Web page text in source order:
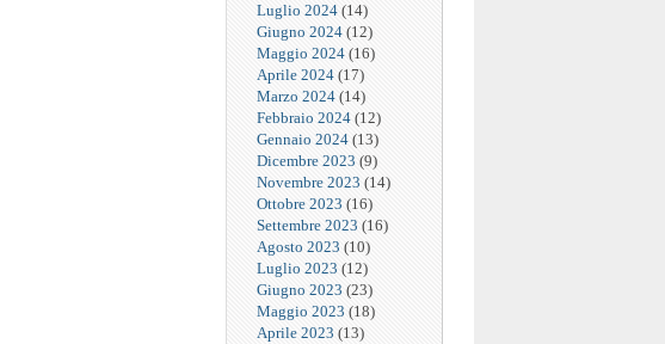
Luglio 2024 (14)
Giugno 2024 (12)
Maggio 2024 (16)
Aprile 2024 (17)
Marzo 2024 (14)
Febbraio 2024 (12)
Gennaio 2024 (13)
Dicembre 2023 (9)
Novembre 2023 (14)
Ottobre 2023 (16)
Settembre 2023 (16)
Agosto 2023 (10)
Luglio 2023 (12)
Giugno 2023 (23)
Maggio 2023 (18)
Aprile 2023 (13)